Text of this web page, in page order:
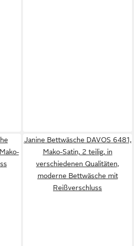
Janine Bettwäsche DAVOS 6481,
Mako-Satin, 2 teilig, in
verschiedenen Qualitäten,
moderne Bettwäsche mit
Reißverschluss